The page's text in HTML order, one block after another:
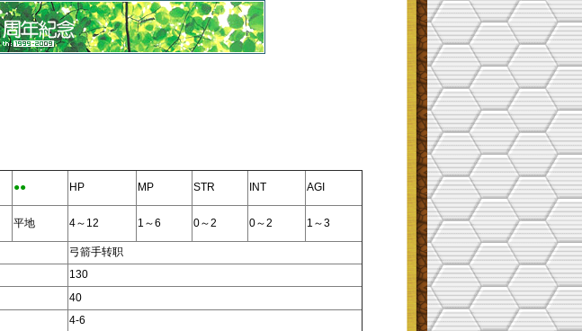
●● HP MP STR INT AGI
平地 4～12 1～6 0～2 0～2 1～3
弓箭手转职
130
40
4-6